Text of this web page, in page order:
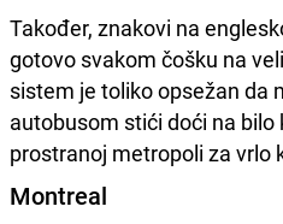
Također, znakovi na
gotovo svakom čošku na
sistem je toliko opsežan da
autobusom stići doći na bilo
prostranoj metropoli za vrlo
Montreal